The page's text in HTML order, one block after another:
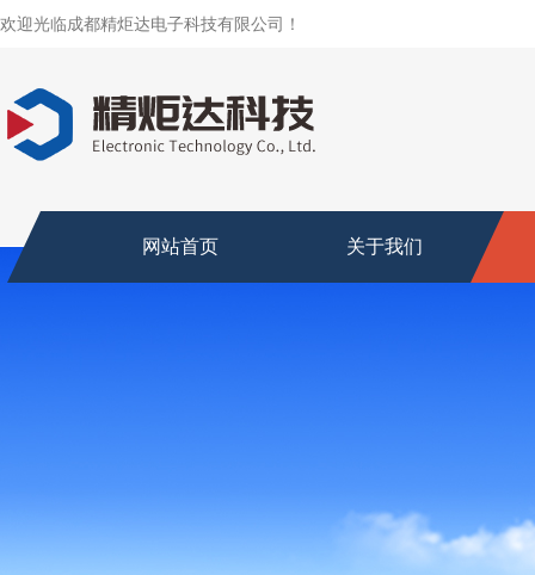
欢迎光临成都精炬达电子科技有限公司！
网站首页 关于我们